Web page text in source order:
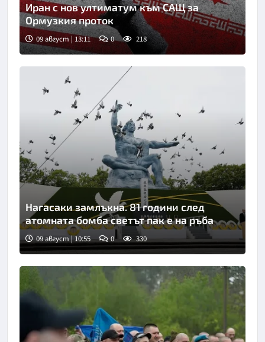
Иран с нов ултиматум към САЩ за
Ормузкия проток
09 август | 13:11 0 218
Снимка: Киодо
Нагасаки замлъкна. 81 години след
атомната бомба светът пак е на ръба
09 август | 10:55 0 330